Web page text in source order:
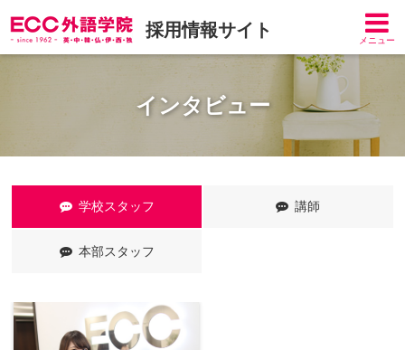
採用情報サイト
メニュー
インタビュー
学校スタッフ 講師
本部スタッフ